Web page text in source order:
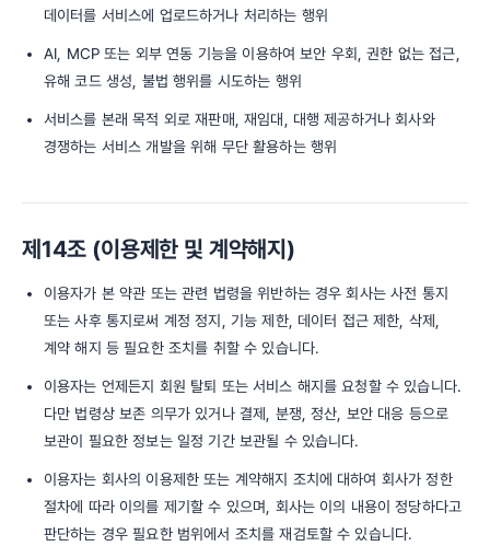
데이터를 서비스에 업로드하거나 처리하는 행위
AI, MCP 또는 외부 연동 기능을 이용하여 보안 우회, 권한 없는 접근,
유해 코드 생성, 불법 행위를 시도하는 행위
서비스를 본래 목적 외로 재판매, 재임대, 대행 제공하거나 회사와
경쟁하는 서비스 개발을 위해 무단 활용하는 행위
제14조 (이용제한 및 계약해지)
이용자가 본 약관 또는 관련 법령을 위반하는 경우 회사는 사전 통지
또는 사후 통지로써 계정 정지, 기능 제한, 데이터 접근 제한, 삭제,
계약 해지 등 필요한 조치를 취할 수 있습니다.
이용자는 언제든지 회원 탈퇴 또는 서비스 해지를 요청할 수 있습니다.
다만 법령상 보존 의무가 있거나 결제, 분쟁, 정산, 보안 대응 등으로
보관이 필요한 정보는 일정 기간 보관될 수 있습니다.
이용자는 회사의 이용제한 또는 계약해지 조치에 대하여 회사가 정한
절차에 따라 이의를 제기할 수 있으며, 회사는 이의 내용이 정당하다고
판단하는 경우 필요한 범위에서 조치를 재검토할 수 있습니다.